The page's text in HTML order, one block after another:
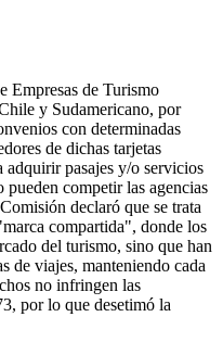
Empresas de Turismo
y Sudamericano, por
con determinadas
de dichas tarjetas
adquirir pasajes y/o servicios
competir las agencias
declaró que se trata
compartida", donde los
del turismo, sino que han
de viajes, manteniendo cada
no infringen las
por lo que desetimó la